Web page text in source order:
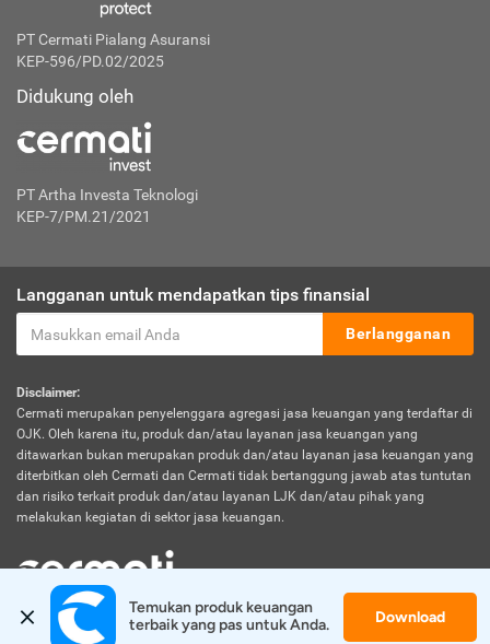
PT Cermati Pialang Asuransi
KEP-596/PD.02/2025
Didukung oleh
PT Artha Investa Teknologi
KEP-7/PM.21/2021
Langganan untuk mendapatkan tips finansial
Berlangganan
Disclaimer:
Cermati merupakan penyelenggara agregasi jasa keuangan yang terdaftar di
OJK. Oleh karena itu, produk dan/atau layanan jasa keuangan yang
ditawarkan bukan merupakan produk dan/atau layanan jasa keuangan yang
diterbitkan oleh Cermati dan Cermati tidak bertanggung jawab atas tuntutan
dan risiko terkait produk dan/atau layanan LJK dan/atau pihak yang
melakukan kegiatan di sektor jasa keuangan.
© 2026 Cermati. All Rights Reserved.
Temukan produk keuangan
terbaik yang pas untuk Anda.
Download